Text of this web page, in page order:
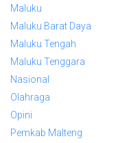
Maluku
Maluku Barat Daya
Maluku Tengah
Maluku Tenggara
Nasional
Olahraga
Opini
Pemkab Malteng